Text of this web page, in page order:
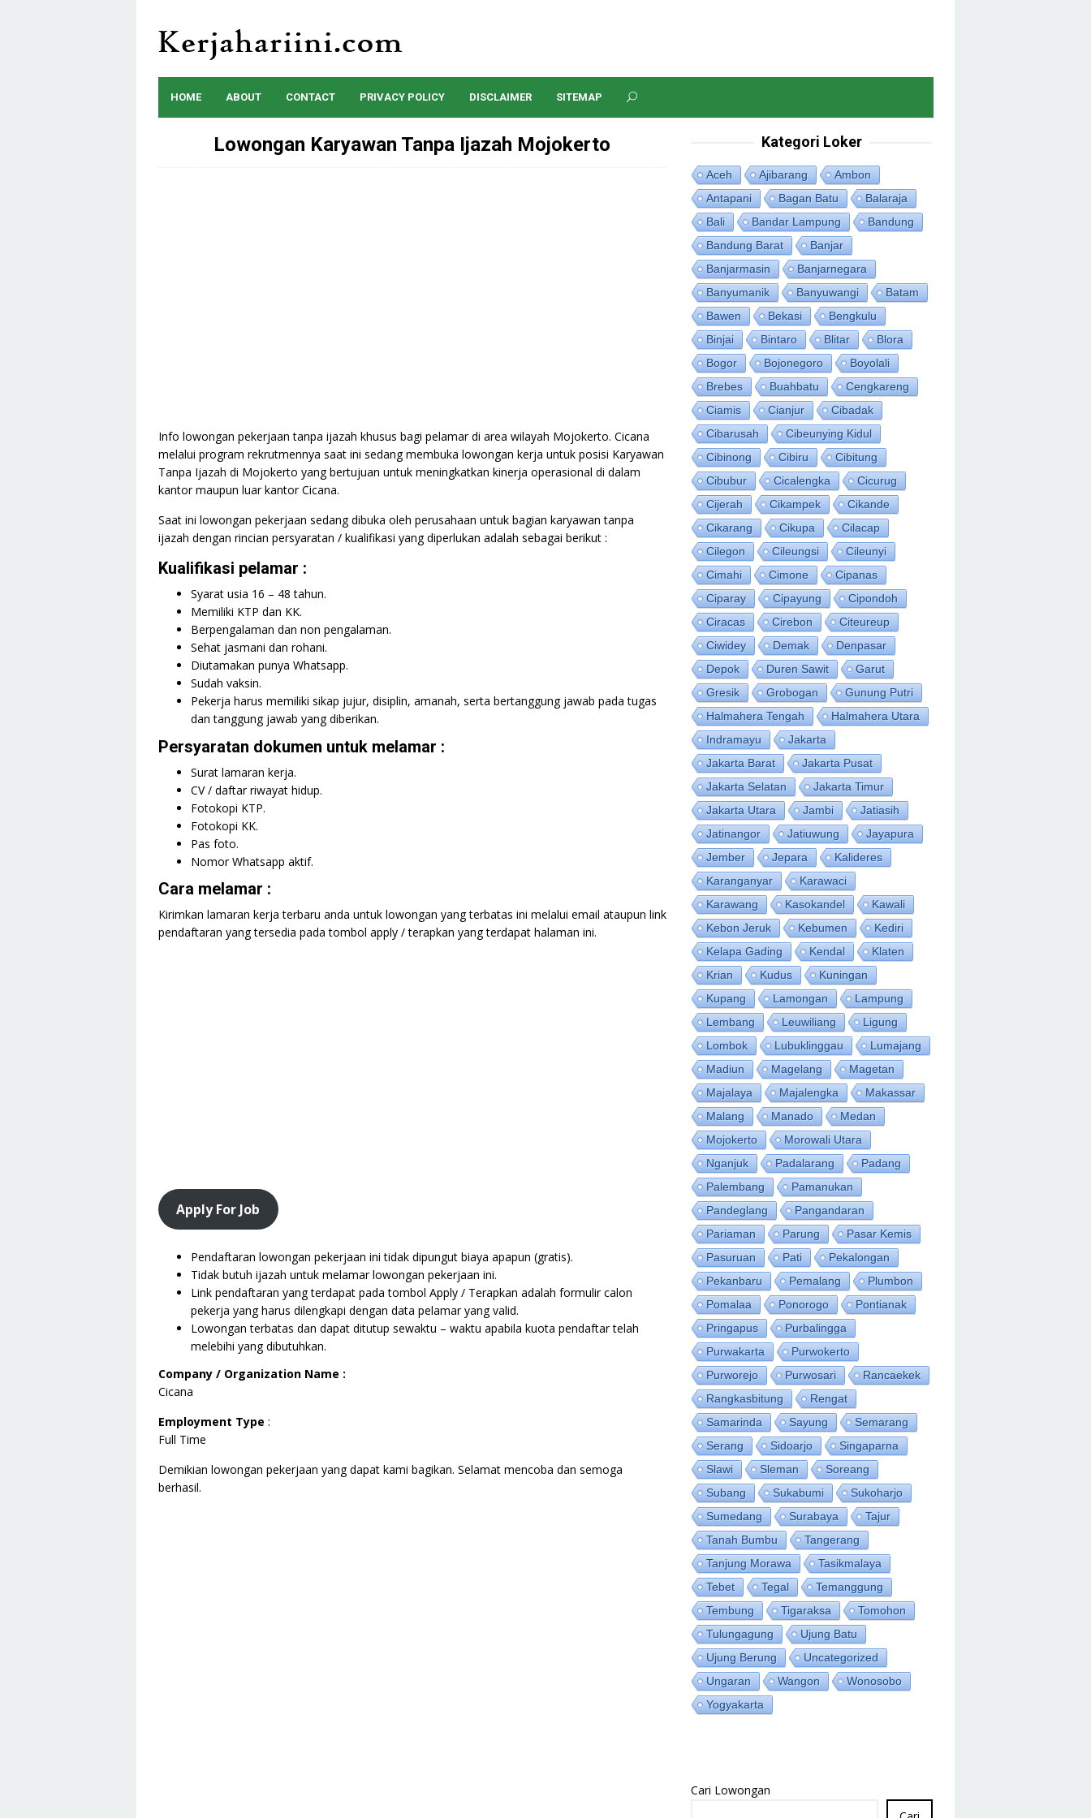
content
HOME ABOUT CONTACT PRIVACY POLICY DISCLAIMER SITEMAP
Lowongan Karyawan Tanpa Ijazah Mojokerto
Info lowongan pekerjaan tanpa ijazah khusus bagi pelamar di area wilayah Mojokerto. Cicana
melalui program rekrutmennya saat ini sedang membuka lowongan kerja untuk posisi Karyawan
Tanpa Ijazah di Mojokerto yang bertujuan untuk meningkatkan kinerja operasional di dalam
kantor maupun luar kantor Cicana.
Saat ini lowongan pekerjaan sedang dibuka oleh perusahaan untuk bagian karyawan tanpa
ijazah dengan rincian persyaratan / kualifikasi yang diperlukan adalah sebagai berikut :
Kualifikasi pelamar :
Syarat usia 16 – 48 tahun.
Memiliki KTP dan KK.
Berpengalaman dan non pengalaman.
Sehat jasmani dan rohani.
Diutamakan punya Whatsapp.
Sudah vaksin.
Pekerja harus memiliki sikap jujur, disiplin, amanah, serta bertanggung jawab pada tugas
dan tanggung jawab yang diberikan.
Persyaratan dokumen untuk melamar :
Surat lamaran kerja.
CV / daftar riwayat hidup.
Fotokopi KTP.
Fotokopi KK.
Pas foto.
Nomor Whatsapp aktif.
Cara melamar :
Kirimkan lamaran kerja terbaru anda untuk lowongan yang terbatas ini melalui email ataupun link
pendaftaran yang tersedia pada tombol apply / terapkan yang terdapat halaman ini.
Apply For Job
Pendaftaran lowongan pekerjaan ini tidak dipungut biaya apapun (gratis).
Tidak butuh ijazah untuk melamar lowongan pekerjaan ini.
Link pendaftaran yang terdapat pada tombol Apply / Terapkan adalah formulir calon
pekerja yang harus dilengkapi dengan data pelamar yang valid.
Lowongan terbatas dan dapat ditutup sewaktu – waktu apabila kuota pendaftar telah
melebihi yang dibutuhkan.
Company / Organization Name :
Cicana
Employment Type :
Full Time
Demikian lowongan pekerjaan yang dapat kami bagikan. Selamat mencoba dan semoga
berhasil.
Kategori Loker
Aceh Ajibarang
Ambon
Antapani
Bagan Batu
Balaraja
Bali
Bandar Lampung
Bandung
Bandung Barat
Banjar
Banjarmasin
Banjarnegara
Banyumanik
Banyuwangi
Batam
Bawen
Bekasi
Bengkulu
Binjai
Bintaro Blitar
Blora
Bogor
Bojonegoro
Boyolali
Brebes
Buahbatu
Cengkareng
Ciamis
Cianjur
Cibadak
Cibarusah
Cibeunying Kidul
Cibinong
Cibiru
Cibitung
Cibubur
Cicalengka
Cicurug
Cijerah
Cikampek
Cikande
Cikarang
Cikupa
Cilacap
Cilegon
Cileungsi
Cileunyi
Cimahi
Cimone
Cipanas
Ciparay
Cipayung
Cipondoh
Ciracas
Cirebon
Citeureup
Ciwidey
Demak
Denpasar
Depok
Duren Sawit
Garut
Gresik
Grobogan
Gunung Putri
Halmahera Tengah
Halmahera Utara
Indramayu
Jakarta
Jakarta Barat
Jakarta Pusat
Jakarta Selatan
Jakarta Timur
Jakarta Utara
Jambi
Jatiasih
Jatinangor
Jatiuwung
Jayapura
Jember
Jepara
Kalideres
Karanganyar
Karawaci
Karawang
Kasokandel
Kawali
Kebon Jeruk
Kebumen
Kediri
Kelapa Gading
Kendal
Klaten
Krian
Kudus
Kuningan
Kupang
Lamongan
Lampung
Lembang
Leuwiliang
Ligung
Lombok
Lubuklinggau
Lumajang
Madiun
Magelang
Magetan
Majalaya
Majalengka
Makassar
Malang
Manado
Medan
Mojokerto
Morowali Utara
Nganjuk
Padalarang
Padang
Palembang
Pamanukan
Pandeglang
Pangandaran
Pariaman
Parung
Pasar Kemis
Pasuruan
Pati
Pekalongan
Pekanbaru
Pemalang
Plumbon
Pomalaa
Ponorogo
Pontianak
Pringapus
Purbalingga
Purwakarta
Purwokerto
Purworejo
Purwosari
Rancaekek
Rangkasbitung
Rengat
Samarinda
Sayung
Semarang
Serang
Sidoarjo
Singaparna
Slawi
Sleman
Soreang
Subang
Sukabumi
Sukoharjo
Sumedang
Surabaya
Tajur
Tanah Bumbu
Tangerang
Tanjung Morawa
Tasikmalaya
Tebet
Tegal
Temanggung
Tembung
Tigaraksa
Tomohon
Tulungagung
Ujung Batu
Ujung Berung
Uncategorized
Ungaran
Wangon
Wonosobo
Yogyakarta
Cari Lowongan